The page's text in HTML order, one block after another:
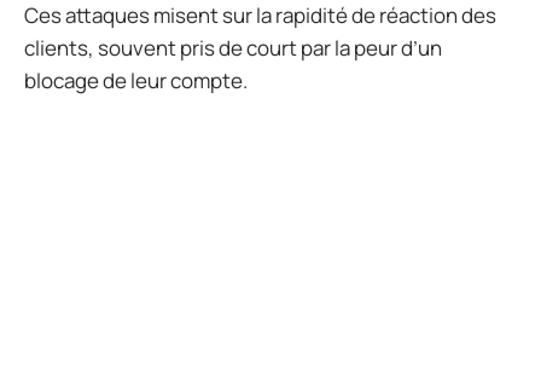
Ces attaques misent sur la rapidité de réaction des
clients, souvent pris de court par la peur d’un
blocage de leur compte.